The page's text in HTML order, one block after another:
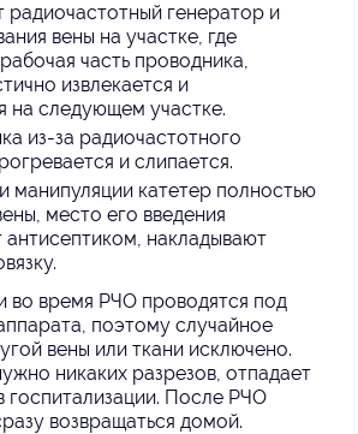
радиочастотный генератор и
вены на участке, где
часть проводника,
извлекается и
на следующем участке.
из-за радиочастотного
и слипается.
манипуляции катетер полностью
место его введения
накладывают
во время РЧО проводятся под
поэтому случайное
вены или ткани исключено.
никаких разрезов, отпадает
госпитализации. После РЧО
возвращаться домой.